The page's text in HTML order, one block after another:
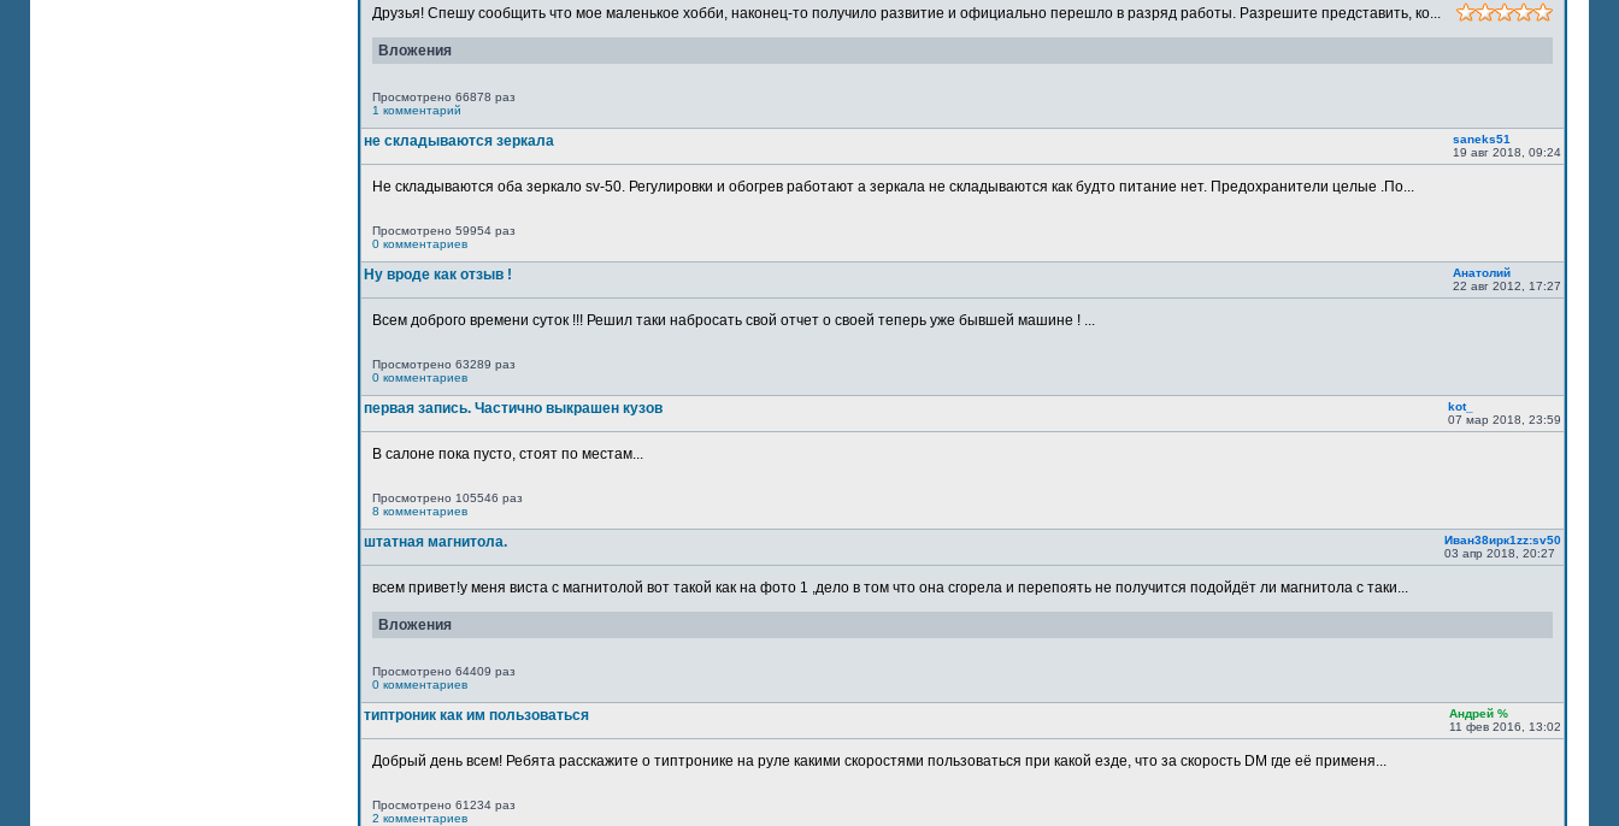
Друзья! Спешу сообщить что мое маленькое хобби, наконец-то получило развитие и официально перешло в разряд работы. Разрешите представить, ко...
Вложения
Просмотрено 66878 раз
1 комментарий
не складываются зеркала
saneks51
19 авг 2018, 09:24
Не складываются оба зеркало sv-50. Регулировки и обогрев работают а зеркала не складываются как будто питание нет. Предохранители целые .По...
Просмотрено 59954 раз
0 комментариев
Ну вроде как отзыв !
Анатолий
22 авг 2012, 17:27
Всем доброго времени суток !!! Решил таки набросать свой отчет о своей теперь уже бывшей машине ! ...
Просмотрено 63289 раз
0 комментариев
первая запись. Частично выкрашен кузов
kot_
07 мар 2018, 23:59
В салоне пока пусто, стоят по местам...
Просмотрено 105546 раз
8 комментариев
штатная магнитола.
Иван38ирк1zz:sv50
03 апр 2018, 20:27
всем привет!у меня виста с магнитолой вот такой как на фото 1 ,дело в том что она сгорела и перепоять не получится подойдёт ли магнитола с таки...
Вложения
Просмотрено 64409 раз
0 комментариев
типтроник как им пользоваться
Андрей %
11 фев 2016, 13:02
Добрый день всем! Ребята расскажите о типтронике на руле какими скоростями пользоваться при какой езде, что за скорость DM где её применя...
Просмотрено 61234 раз
2 комментариев